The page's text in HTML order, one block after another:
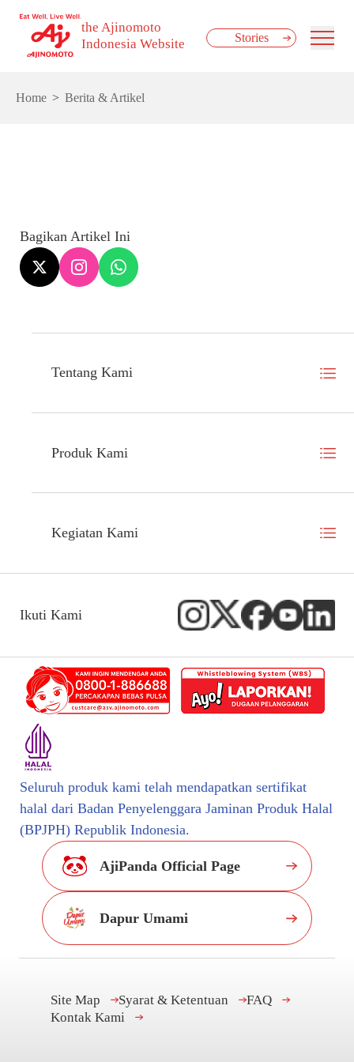
the Ajinomoto
Indonesia Website
Stories
Home Berita & Artikel
Bagikan Artikel Ini
Tentang Kami
Produk Kami
Kegiatan Kami
Ikuti Kami
Seluruh produk kami telah mendapatkan sertifikat
halal dari Badan Penyelenggara Jaminan Produk Halal
(BPJPH) Republik Indonesia.
AjiPanda Official Page
Dapur Umami
Site Map Syarat & Ketentuan
FAQ
Kontak Kami